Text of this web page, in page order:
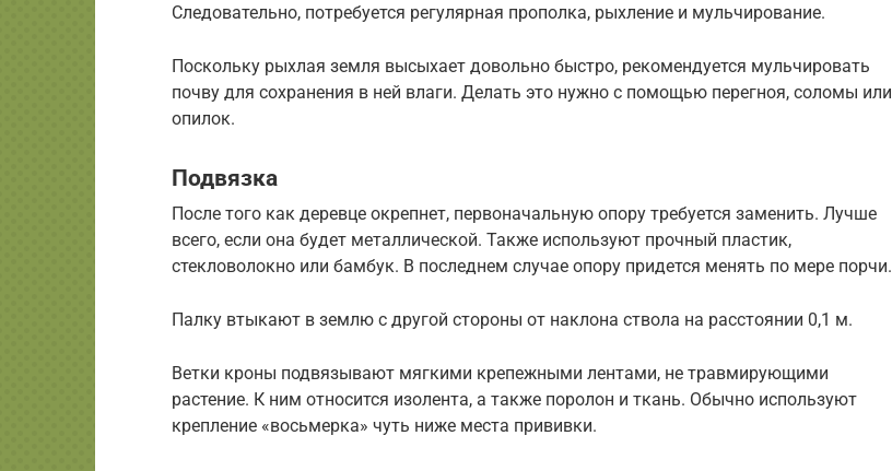
Следовательно, потребуется регулярная прополка, рыхление и мульчирование.
Поскольку рыхлая земля высыхает довольно быстро, рекомендуется мульчировать
почву для сохранения в ней влаги. Делать это нужно с помощью перегноя, соломы или
опилок.
Подвязка
После того как деревце окрепнет, первоначальную опору требуется заменить. Лучше
всего, если она будет металлической. Также используют прочный пластик,
стекловолокно или бамбук. В последнем случае опору придется менять по мере порчи.
Палку втыкают в землю с другой стороны от наклона ствола на расстоянии 0,1 м.
Ветки кроны подвязывают мягкими крепежными лентами, не травмирующими
растение. К ним относится изолента, а также поролон и ткань. Обычно используют
крепление «восьмерка» чуть ниже места прививки.